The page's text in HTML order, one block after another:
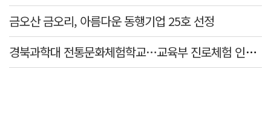
금오산 금오리, 아름다운 동행기업 25호 선정
경북과학대 전통문화체험학교…교육부 진로체험 인증기관 선정